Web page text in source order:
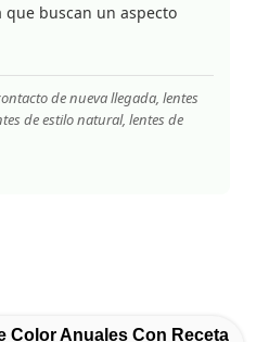
buscan un aspecto
de nueva llegada, lentes
de estilo natural, lentes de
Color Anuales Con Receta